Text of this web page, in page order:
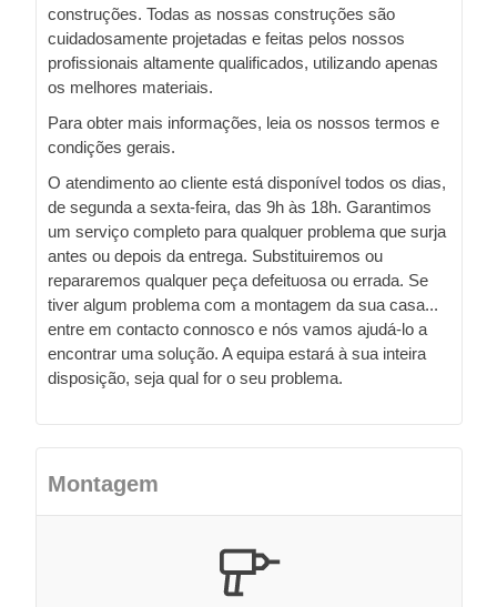
construções. Todas as nossas construções são
cuidadosamente projetadas e feitas pelos nossos
profissionais altamente qualificados, utilizando apenas
os melhores materiais.
Para obter mais informações, leia os nossos termos e
condições gerais.
O atendimento ao cliente está disponível todos os dias,
de segunda a sexta-feira, das 9h às 18h. Garantimos
um serviço completo para qualquer problema que surja
antes ou depois da entrega. Substituiremos ou
repararemos qualquer peça defeituosa ou errada. Se
tiver algum problema com a montagem da sua casa...
entre em contacto connosco e nós vamos ajudá-lo a
encontrar uma solução. A equipa estará à sua inteira
disposição, seja qual for o seu problema.
Montagem